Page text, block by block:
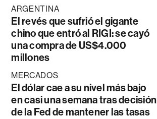
ARGENTINA
El revés que sufrió el gigante
chino que entró al RIGI: se cayó
una compra de US$4.000
millones
MERCADOS
El dólar cae a su nivel más bajo
en casi una semana tras decisión
de la Fed de mantener las tasas